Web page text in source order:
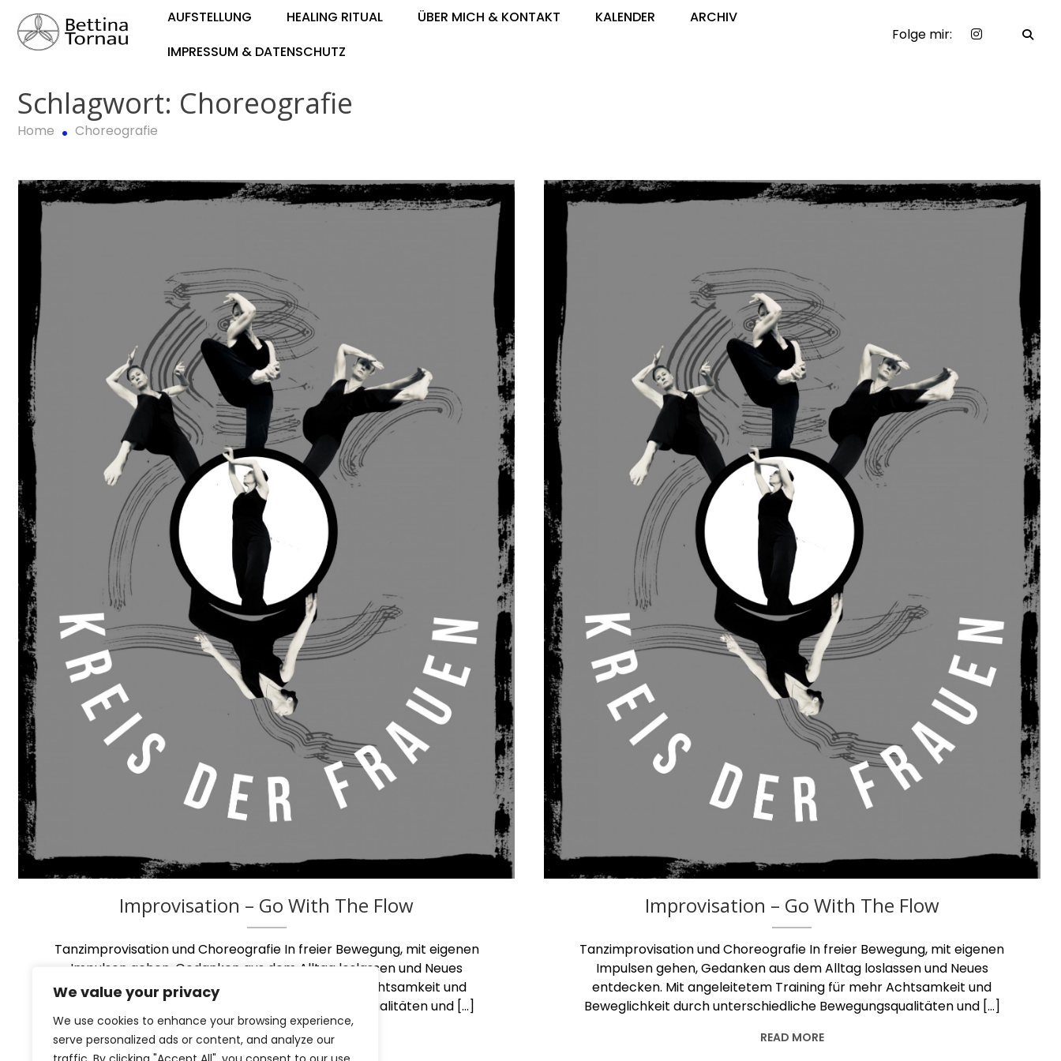
We value your privacy
We use cookies to enhance your browsing experience,
serve personalized ads or content, and analyze our
content
AUFSTELLUNG HEALING RITUAL ÜBER MICH & KONTAKT KALENDER
ARCHIV
IMPRESSUM & DATENSCHUTZ
Folge mir:
Schlagwort: Choreografie
Home Choreografie
Improvisation – Go With The Flow
Tanzimprovisation und Choreografie In freier Bewegung, mit eigenen
Impulsen gehen, Gedanken aus dem Alltag loslassen und Neues
entdecken. Mit angeleitetem Training für mehr Achtsamkeit und
Beweglichkeit durch unterschiedliche Bewegungsqualitäten und […]
READ MORE
Improvisation – Go With The Flow
Tanzimprovisation und Choreografie In freier Bewegung, mit eigenen
Impulsen gehen, Gedanken aus dem Alltag loslassen und Neues
entdecken. Mit angeleitetem Training für mehr Achtsamkeit und
Beweglichkeit durch unterschiedliche Bewegungsqualitäten und […]
READ MORE